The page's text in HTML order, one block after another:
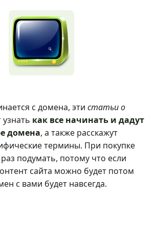
с домена, эти статьи о
как все начинать и дадут
домена, а также расскажут
термины. При покупке
подумать, потому что если
сайта можно будет потом
с вами будет навсегда.